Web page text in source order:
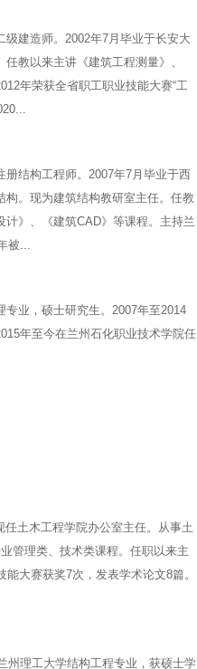
建造师。2002年7月毕业于长安大
教以来主讲《建筑工程测量》、
年荣获全省职工职业技能大赛“工
结构工程师。2007年7月毕业于西
。现为建筑结构教研室主任。任教
》、《建筑CAD》等课程。主持兰
被...
业，硕士研究生。2007年至2014
年至今在兰州石化职业技术学院任
土木工程学院办公室主任。从事土
管理类、技术类课程。任职以来主
大赛获奖7次，发表学术论文8篇。
州理工大学结构工程专业，获硕士学